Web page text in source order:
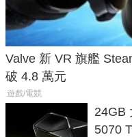
Valve 新 VR 旗艦
破 4.8 萬元
遊戲/電競
24GB
5070